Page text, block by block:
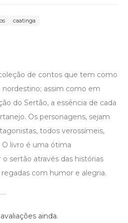
caatinga
de contos que tem como
nordestino; assim como em
do Sertão, a essência de cada
Os personagens, sejam
todos verossímeis,
livro é uma ótima
sertão através das histórias
com humor e alegria.
ainda.